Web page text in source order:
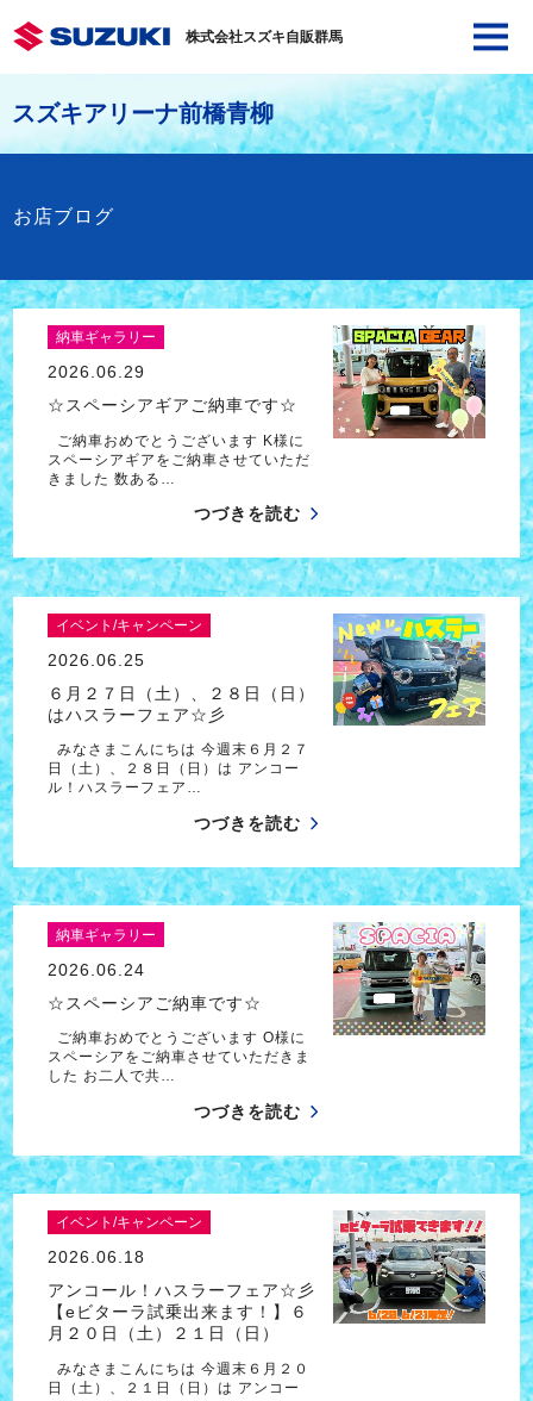
株式会社スズキ自販群馬
スズキアリーナ前橋青柳
お店ブログ
納車ギャラリー
2026.06.29
☆スペーシアギアご納車です☆
ご納車おめでとうございます K様に
スペーシアギアをご納車させていただ
きました 数ある…
つづきを読む
イベント/キャンペーン
2026.06.25
６月２７日（土）、２８日（日）
はハスラーフェア☆彡
みなさまこんにちは 今週末６月２７
日（土）、２８日（日）は アンコー
ル！ハスラーフェア…
つづきを読む
納車ギャラリー
2026.06.24
☆スペーシアご納車です☆
ご納車おめでとうございます O様に
スペーシアをご納車させていただきま
した お二人で共…
つづきを読む
イベント/キャンペーン
2026.06.18
アンコール！ハスラーフェア☆彡
【eビターラ試乗出来ます！】６
月２０日（土）２１日（日）
みなさまこんにちは 今週末６月２０
日（土）、２１日（日）は アンコー